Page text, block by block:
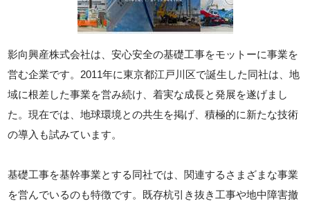
影向興産株式会社は、安心安全の基礎工事をモットーに事業を
営む企業です。2011年に東京都江戸川区で誕生した同社は、地
域に根差した事業を営み続け、着実な成長と発展を遂げまし
た。現在では、地球環境との共生を掲げ、積極的に新たな技術
の導入も試みています。
基礎工事を基幹事業とする同社では、関連するさまざまな事業
を営んでいるのも特徴です。既存杭引き抜き工事や地中障害撤